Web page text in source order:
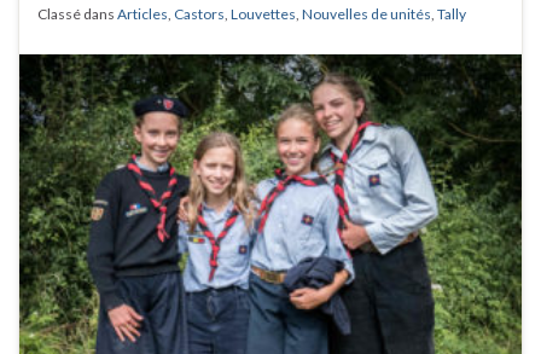
Classé dans Articles, Castors, Louvettes, Nouvelles de unités, Tally